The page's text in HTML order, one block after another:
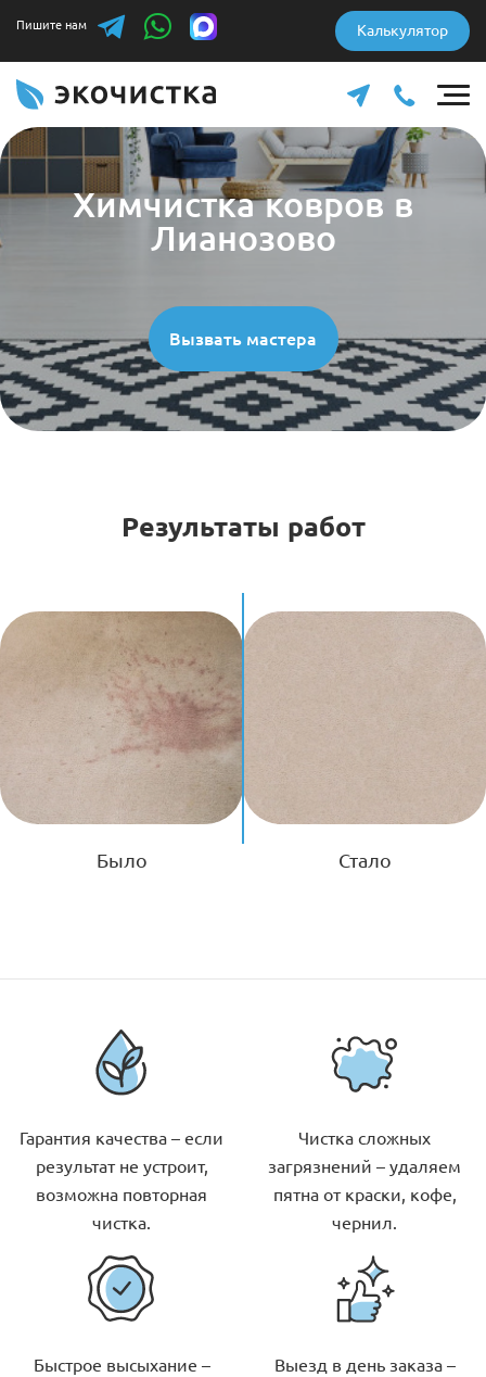
Пишите нам Калькулятор
Химчистка ковров в
Лианозово
Вызвать мастера
Результаты работ
Было Стало
Гарантия качества – если
результат не устроит,
возможна повторная
чистка.
Чистка сложных
загрязнений – удаляем
пятна от краски, кофе,
чернил.
Быстрое высыхание –
Выезд в день заказа –